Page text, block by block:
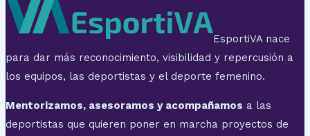
Primera
Iberdrola
EsportiVA nace
para dar más reconocimiento, visibilidad y repercusión a
los equipos, las deportistas y el deporte femenino.
Mentorizamos, asesoramos y acompañamos a las
deportistas que quieren poner en marcha proyectos de